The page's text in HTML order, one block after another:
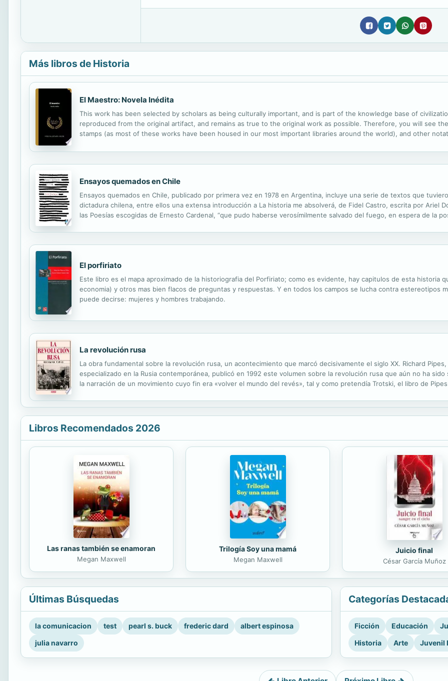
Más libros de Historia
El Maestro: Novela Inédita
This work has been selected by scholars as being culturally important, and is part of the knowledge base of
reproduced from the original artifact, and remains as true to the original work as possible. Therefore, you will see
stamps (as most of these works have been housed in our most important libraries around the world), and other
Ensayos quemados en Chile
Ensayos quemados en Chile, publicado por primera vez en 1978 en Argentina, incluye una serie de textos que
dictadura chilena, entre ellos una extensa introducción a La historia me absolverá, de Fidel Castro, escrita por Ariel
las Poesías escogidas de Ernesto Cardenal, “que pudo haberse verosímilmente salvado del fuego, en espera de la
El porfiriato
Este libro es el mapa aproximado de la historiografia del Porfiriato; como es evidente, hay capitulos de esta historia
economia) y otros mas bien flacos de preguntas y respuestas. Y en todos los campos se lucha contra estereotipos
puede decirse: mujeres y hombres trabajando.
La revolución rusa
La obra fundamental sobre la revolución rusa, un acontecimiento que marcó decisivamente el siglo XX. Richard
especializado en la Rusia contemporánea, publicó en 1992 este volumen sobre la revolución rusa que aún no ha
la narración de un movimiento cuyo fin era «volver el mundo del revés», tal y como pretendía Trotski, el libro de
Libros Recomendados 2026
Las ranas también se enamoran
Megan Maxwell
Trilogía Soy una mamá
Megan Maxwell
Juicio final
César García Muñoz
Últimas Búsquedas
la comunicacion test pearl s. buck frederic dard
albert espinosa
julia navarro
Categorías
Ficción Educación
Historia
Arte Juvenil